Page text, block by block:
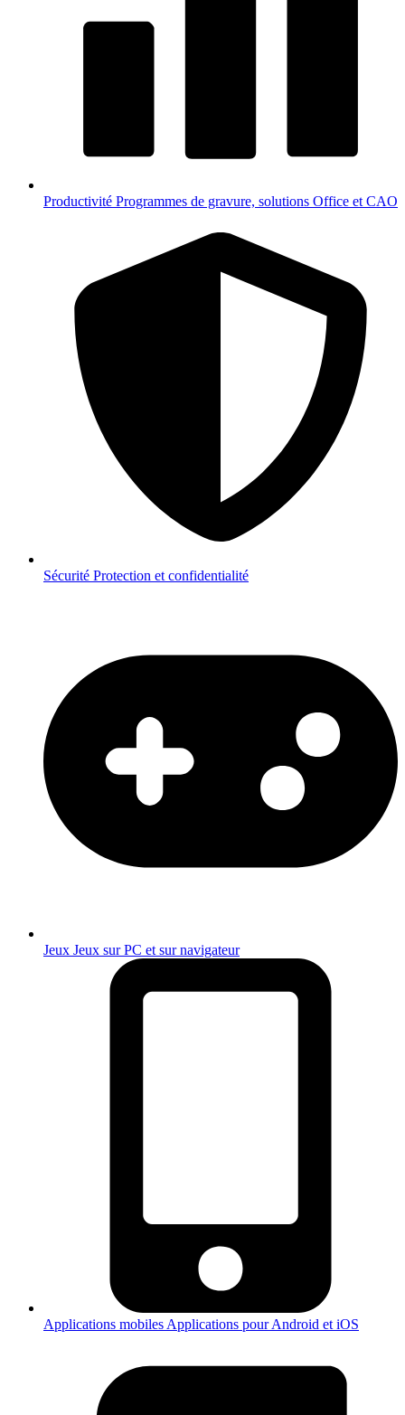
Productivité Programmes de gravure, solutions Office et CAO
Sécurité Protection et confidentialité
Jeux Jeux sur PC et sur navigateur
Applications mobiles Applications pour Android et iOS